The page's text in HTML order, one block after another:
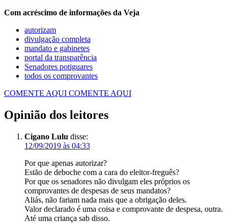
Com acréscimo de informações da Veja
autorizam
divulgação completa
mandato e gabinetes
portal da transparência
Senadores potiguares
todos os comprovantes
COMENTE AQUI COMENTE AQUI
Opinião dos leitores
Cigano Lulu disse:
12/09/2019 às 04:33
Por que apenas autorizar?
Estão de deboche com a cara do eleitor-freguês?
Por que os senadores não divulgam eles próprios os
comprovantes de despesas de seus mandatos?
Aliás, não fariam nada mais que a obrigação deles.
Valor declarado é uma coisa e comprovante de despesa, outra.
Até uma criança sab disso.